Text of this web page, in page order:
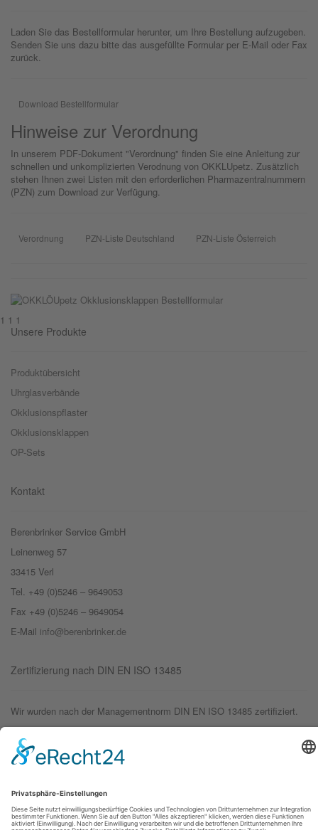
Laden Sie das Bestellformular herunter, um Ihre Bestellung aufzugeben.
Senden Sie uns dazu bitte das ausgefüllte Formular per E-Mail oder Fax
zurück.
Download Bestellformular
Hinweise zur Verordnung
In unserem PDF-Dokument "Verordnung" finden Sie eine Anleitung zur
schnellen und unkomplizierten Verodnung von OKKLUpetz. Zusätzlich
stehen Ihnen zwei Listen mit den erforderlichen Pharmazentralnummern
(PZN) zum Download zur Verfügung.
Verordnung PZN-Liste Deutschland PZN-Liste Österreich
1 1 1
Unsere Produkte
Produktübersicht
Uhrglasverbände
Okklusionspflaster
Okklusionsklappen
OP-Sets
Kontakt
Berenbrinker Service GmbH
Leinenweg 57
33415 Verl
Tel. +49 (0)5246 – 9649053
Fax +49 (0)5246 – 9649054
E-Mail info@berenbrinker.de
Zertifizierung nach DIN EN ISO 13485
Wir wurden nach der Managementnorm DIN EN ISO 13485 zertifiziert.
© 2019 – Berenbrinker Service GmbH
Impressum Datenschutzerklärung Login Logout